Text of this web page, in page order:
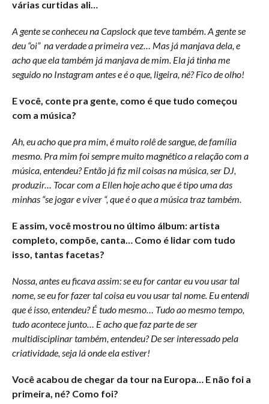
várias curtidas ali…
A gente se conheceu na Capslock que teve também. A gente se
deu “oi” na verdade a primeira vez… Mas já manjava dela, e
acho que ela também já manjava de mim. Ela já tinha me
seguido no Instagram antes e é o que, ligeira, né? Fico de olho!
E você, conte pra gente, como é que tudo começou
com a música?
Ah, eu acho que pra mim, é muito rolê de sangue, de família
mesmo. Pra mim foi sempre muito magnético a relação com a
música, entendeu? Então já fiz mil coisas na música, ser DJ,
produzir… Tocar com a Ellen hoje acho que é tipo uma das
minhas “se jogar e viver “, que é o que a música traz também.
E assim, você mostrou no último álbum: artista
completo, compõe, canta… Como é lidar com tudo
isso, tantas facetas?
Nossa, antes eu ficava assim: se eu for cantar eu vou usar tal
nome, se eu for fazer tal coisa eu vou usar tal nome. Eu entendi
que é isso, entendeu? É tudo mesmo… Tudo ao mesmo tempo,
tudo acontece junto… E acho que faz parte de ser
multidisciplinar também, entendeu? De ser interessado pela
criatividade, seja lá onde ela estiver!
Você acabou de chegar da tour na Europa… E não foi a
primeira, né? Como foi?